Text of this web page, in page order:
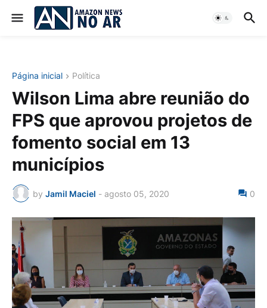
Página inicial Política
Wilson Lima abre reunião do
FPS que aprovou projetos de
fomento social em 13
municípios
by Jamil Maciel - agosto 05, 2020 0